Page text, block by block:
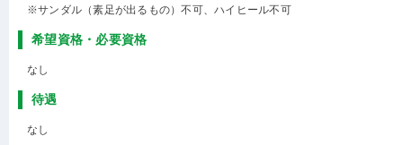
※サンダル（素足が出るもの）不可、ハイヒール不可
希望資格・必要資格
なし
待遇
なし